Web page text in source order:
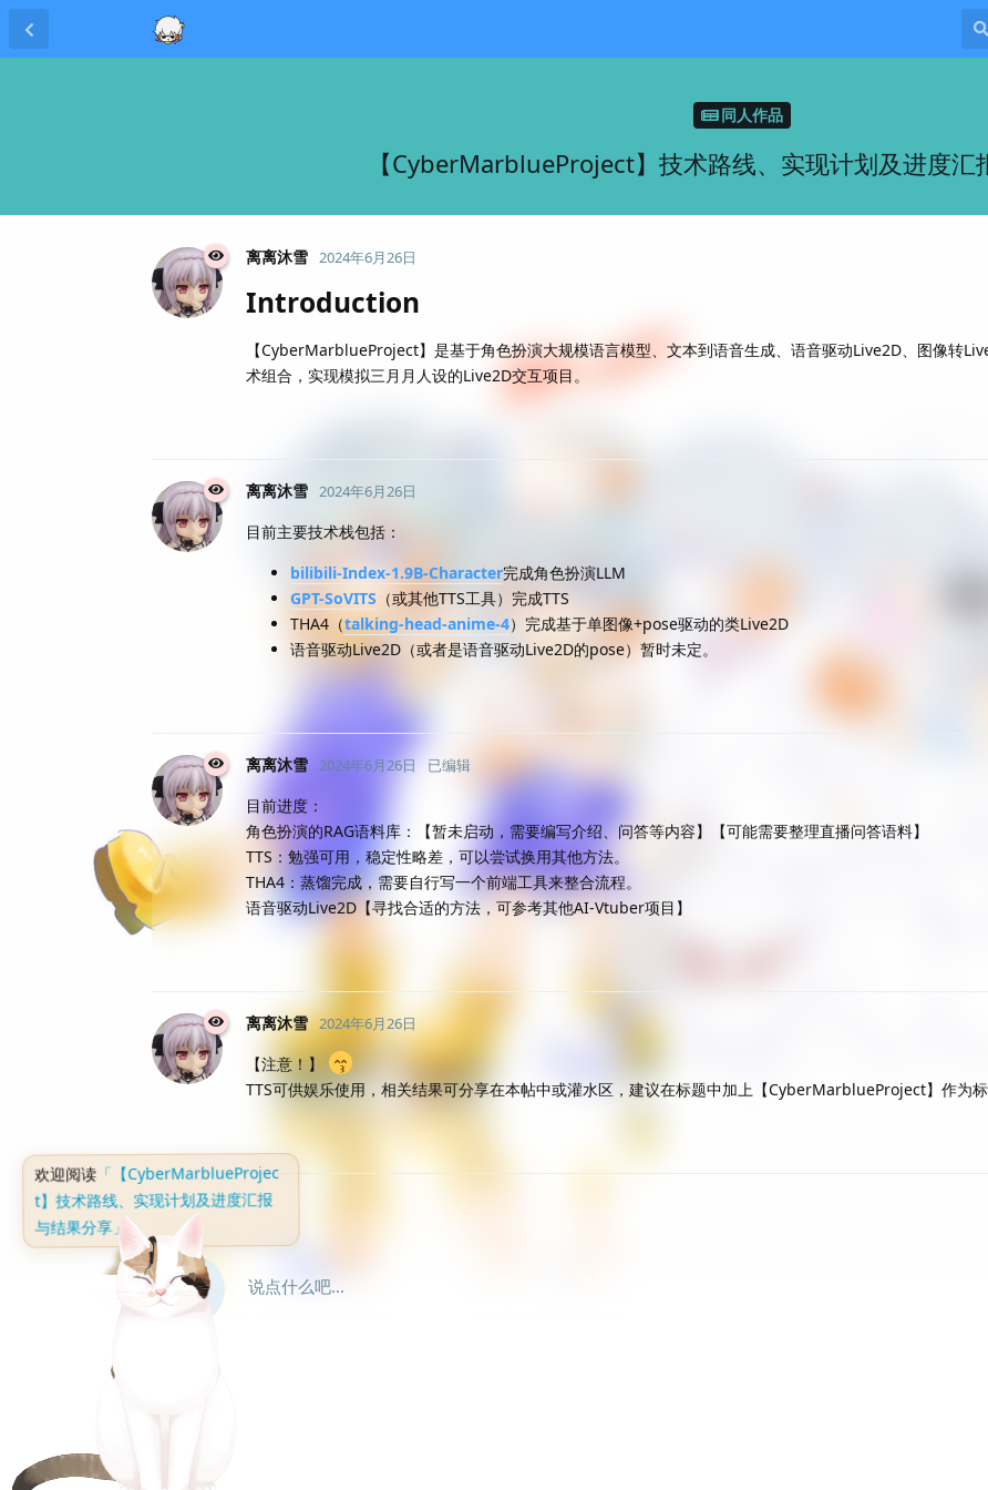
同人作品
【CyberMarblueProject】技术路线、实现计划及进度汇
离离沐雪 2024年6月26日
Introduction
【CyberMarblueProject】是基于角色扮演大规模语言模型、文本到语音生成、语音驱动Live2D、图像转
术组合，实现模拟三月月人设的Live2D交互项目。
离离沐雪 2024年6月26日
目前主要技术栈包括：
bilibili-Index-1.9B-Character完成角色扮演LLM
GPT-SoVITS （或其他TTS工具）完成TTS
THA4（talking-head-anime-4）完成基于单图像+pose驱动的类Live2D
语音驱动Live2D（或者是语音驱动Live2D的pose）暂时未定。
离离沐雪 2024年6月26日 已编辑
目前进度：
角色扮演的RAG语料库：【暂未启动，需要编写介绍、问答等内容】【可能需要整理直播问答语料】
TTS：勉强可用，稳定性略差，可以尝试换用其他方法。
THA4：蒸馏完成，需要自行写一个前端工具来整合流程。
语音驱动Live2D【寻找合适的方法，可参考其他AI-Vtuber项目】
离离沐雪 2024年6月26日
【注意！】
TTS可供娱乐使用，相关结果可分享在本帖中或灌水区，建议在标题中加上【CyberMarblueProject】作为标
说点什么吧...
欢迎阅读 「【CyberMarblueProjec
t】技术路线、实现计划及进度汇报
与结果分享」